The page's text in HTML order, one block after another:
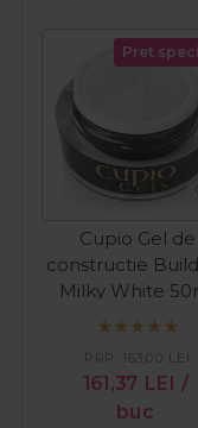
Pret
Cupio Gel de
constructie
Milky White
161,37 LEI /
buc
PRP: 163,00 LEI